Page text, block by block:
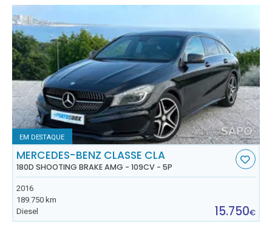
EM DESTAQUE
MERCEDES-BENZ CLASSE CLA
180D SHOOTING BRAKE AMG - 109CV - 5P
2016
189.750 km
Diesel
15.750€